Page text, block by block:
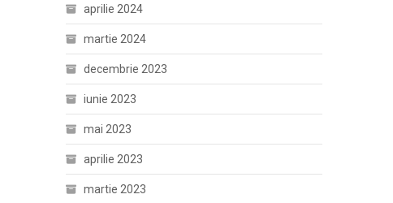
aprilie 2024
martie 2024
decembrie 2023
iunie 2023
mai 2023
aprilie 2023
martie 2023